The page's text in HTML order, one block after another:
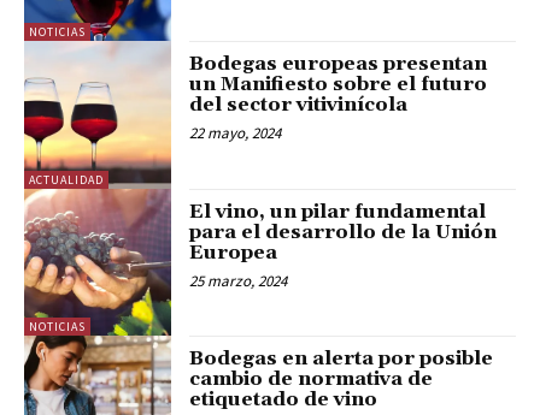
NOTICIAS
ACTUALIDAD
Bodegas europeas presentan
un Manifiesto sobre el futuro
del sector vitivinícola
22 mayo, 2024
NOTICIAS
El vino, un pilar fundamental
para el desarrollo de la Unión
Europea
25 marzo, 2024
Bodegas en alerta por posible
cambio de normativa de
etiquetado de vino